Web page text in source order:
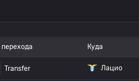
Куда
Transfer Лацио